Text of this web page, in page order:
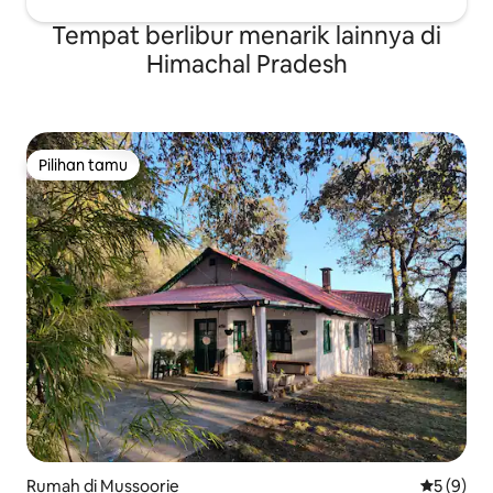
Tempat berlibur menarik lainnya di
Himachal Pradesh
Pilihan tamu
Pilihan tamu
Rumah di Mussoorie Nilai
5 (9)